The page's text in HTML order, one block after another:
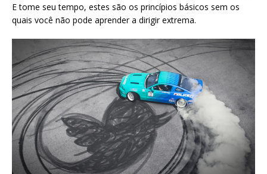
E tome seu tempo, estes são os princípios básicos sem os
quais você não pode aprender a dirigir extrema.